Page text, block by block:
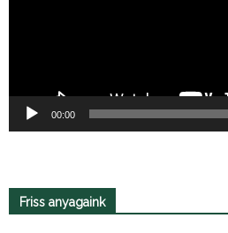
00:00
Friss anyagaink